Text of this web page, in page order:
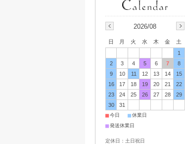
2026/08
日 月 火 水 木 金
土
1
2
3 4 5 6 7
8
9
10 11 12 13 14
15
16
17 18 19 20 21
22
23
24 25 26 27 28
29
30
31
■今日 ■休業日
■発送休業日
定休日：土日祝日